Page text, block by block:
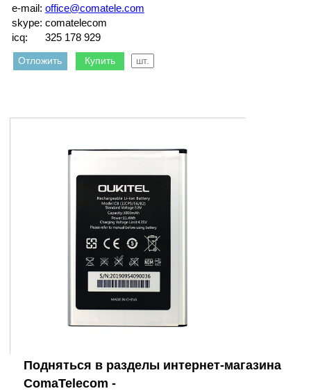
e-mail: office@comatele.com
skype: comatelecom
icq:
325 178 929
Отложить Купить
Подняться в разделы интернет-магазина
ComaTelecom -